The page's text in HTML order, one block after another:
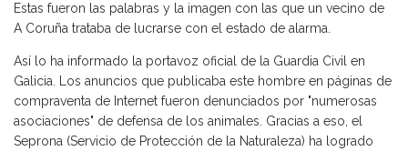
Estas fueron las palabras y la imagen con las que un vecino de
A Coruña trataba de lucrarse con el estado de alarma.
Así lo ha informado la portavoz oficial de la Guardia Civil en
Galicia. Los anuncios que publicaba este hombre en páginas de
compraventa de Internet fueron denunciados por "numerosas
asociaciones" de defensa de los animales. Gracias a eso, el
Seprona (Servicio de Protección de la Naturaleza) ha logrado